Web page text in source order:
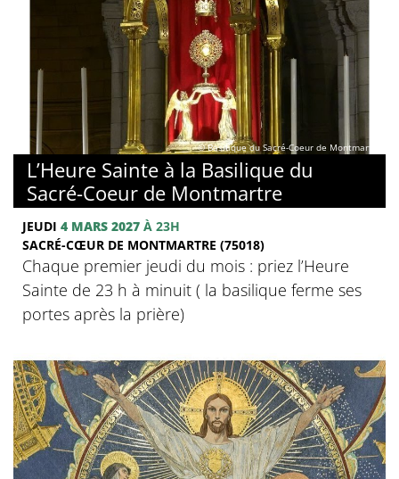
© Basilique du Sacré-Coeur de Montmartre
L’Heure Sainte à la Basilique du
Sacré-Coeur de Montmartre
JEUDI 4 MARS 2027 À 23H
SACRÉ-CŒUR DE MONTMARTRE (75018)
Chaque premier jeudi du mois : priez l’Heure
Sainte de 23 h à minuit ( la basilique ferme ses
portes après la prière)